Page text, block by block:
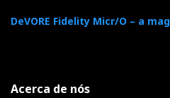
DeVORE Fidelity Micr/O – a
Acerca de nós